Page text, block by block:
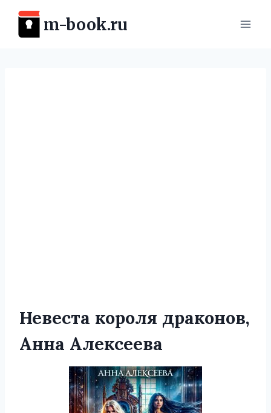
Перейти
содержимому
m-book.ru
Невеста короля драконов,
Анна Алексеева